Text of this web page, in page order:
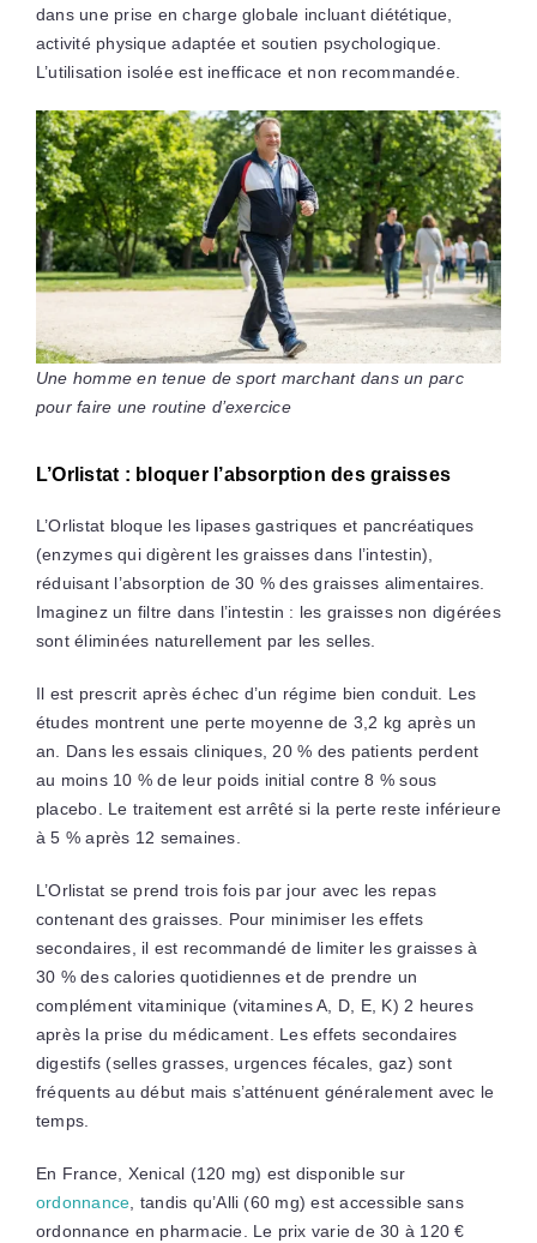
dans une prise en charge globale incluant diététique,
activité physique adaptée et soutien psychologique.
L’utilisation isolée est inefficace et non recommandée.
Une homme en tenue de sport marchant dans un parc
pour faire une routine d’exercice
L’Orlistat : bloquer l’absorption des graisses
L’Orlistat bloque les lipases gastriques et pancréatiques
(enzymes qui digèrent les graisses dans l’intestin),
réduisant l’absorption de 30 % des graisses alimentaires.
Imaginez un filtre dans l’intestin : les graisses non digérées
sont éliminées naturellement par les selles.
Il est prescrit après échec d’un régime bien conduit. Les
études montrent une perte moyenne de 3,2 kg après un
an. Dans les essais cliniques, 20 % des patients perdent
au moins 10 % de leur poids initial contre 8 % sous
placebo. Le traitement est arrêté si la perte reste inférieure
à 5 % après 12 semaines.
L’Orlistat se prend trois fois par jour avec les repas
contenant des graisses. Pour minimiser les effets
secondaires, il est recommandé de limiter les graisses à
30 % des calories quotidiennes et de prendre un
complément vitaminique (vitamines A, D, E, K) 2 heures
après la prise du médicament. Les effets secondaires
digestifs (selles grasses, urgences fécales, gaz) sont
fréquents au début mais s’atténuent généralement avec le
temps.
En France, Xenical (120 mg) est disponible sur
ordonnance, tandis qu’Alli (60 mg) est accessible sans
ordonnance en pharmacie. Le prix varie de 30 à 120 €